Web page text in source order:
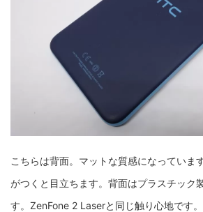
こちらは背面。マットな質感になっていま
がつくと目立ちます。背面はプラスチック
す。ZenFone 2 Laserと同じ触り心地です。